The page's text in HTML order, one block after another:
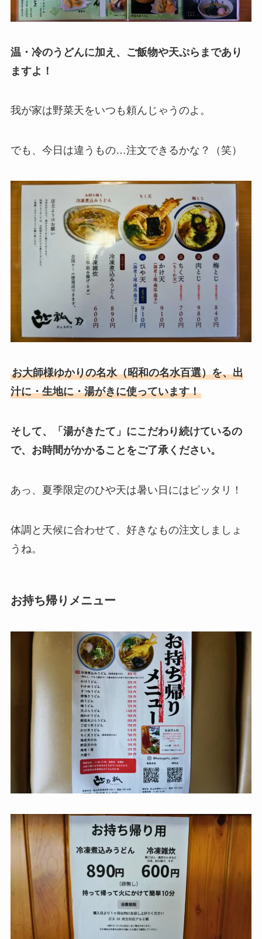
温・冷のうどんに加え、ご飯物や天ぷらまであり
ますよ！
我が家は野菜天をいつも頼んじゃうのよ。
でも、今日は違うもの…注文できるかな？（笑）
お大師様ゆかりの名水（昭和の名水百選）を、出
汁に・生地に・湯がきに使っています！
そして、「湯がきたて」にこだわり続けているの
で、お時間がかかることをご了承ください。
あっ、夏季限定のひや天は暑い日にはピッタリ！
体調と天候に合わせて、好きなもの注文しましょ
うね。
お持ち帰りメニュー